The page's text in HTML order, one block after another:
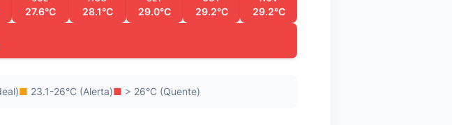
27.6°C 28.1°C 29.0°C 29.2°C 29.2°C
■ 23.1-26°C (Alerta)■ > 26°C (Quente)